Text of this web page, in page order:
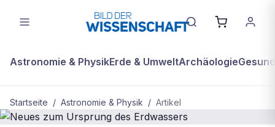
Astronomie & PhysikErde & UmweltArchäologie
Startseite / Astronomie & Physik / Artikel